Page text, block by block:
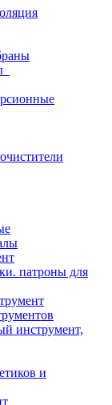
патроны для
инструмент,
и